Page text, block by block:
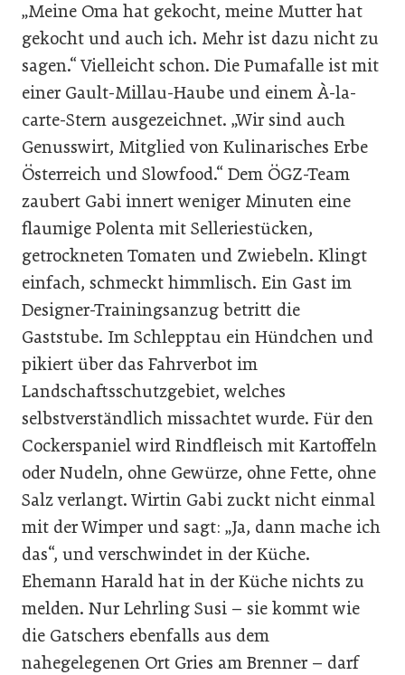
„Meine Oma hat gekocht, meine Mutter hat
gekocht und auch ich. Mehr ist dazu nicht zu
sagen.“ Vielleicht schon. Die Pumafalle ist mit
einer Gault-Millau-Haube und einem À-la-
carte-Stern ausgezeichnet. „Wir sind auch
Genusswirt, Mitglied von Kulinarisches Erbe
Österreich und Slowfood.“ Dem ÖGZ-Team
zaubert Gabi innert weniger Minuten eine
flaumige Polenta mit Selleriestücken,
getrockneten Tomaten und Zwiebeln. Klingt
einfach, schmeckt himmlisch. Ein Gast im
Designer-Trainingsanzug betritt die
Gaststube. Im Schlepptau ein Hündchen und
pikiert über das Fahrverbot im
Landschaftsschutzgebiet, welches
selbstverständlich missachtet wurde. Für den
Cockerspaniel wird Rindfleisch mit Kartoffeln
oder Nudeln, ohne Gewürze, ohne Fette, ohne
Salz verlangt. Wirtin Gabi zuckt nicht einmal
mit der Wimper und sagt: „Ja, dann mache ich
das“, und verschwindet in der Küche.
Ehemann Harald hat in der Küche nichts zu
melden. Nur Lehrling Susi – sie kommt wie
die Gatschers ebenfalls aus dem
nahegelegenen Ort Gries am Brenner – darf